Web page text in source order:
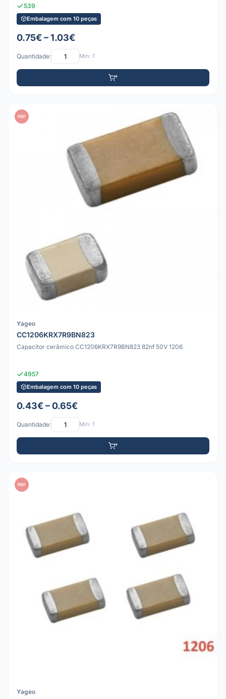
539
Embalagem com 10 peças
0.75€ – 1.03€
Quantidade: Mín: 1
PDF
Yageo
CC1206KRX7R9BN823
Capacitor cerâmico CC1206KRX7R9BN823 82nf 50V 1206
4957
Embalagem com 10 peças
0.43€ – 0.65€
Quantidade: Mín: 1
PDF
Yageo